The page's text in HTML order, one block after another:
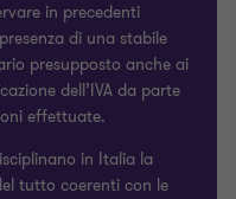
in precedenti
di una stabile
presupposto anche ai
dell’IVA da parte
effettuate.
in Italia la
tutto coerenti con le